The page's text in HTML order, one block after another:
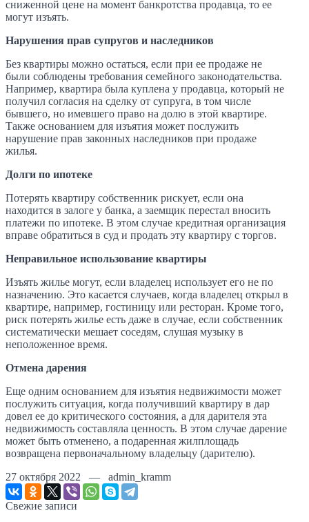
сниженной цене на момент банкротства продавца, то ее
могут изъять.
Нарушения прав супругов и наследников
Без квартиры можно остаться, если при ее продаже не
были соблюдены требования семейного законодательства.
Например, квартира была куплена у продавца, который не
получил согласия на сделку от супруга, в том числе
бывшего, но имевшего право на долю в этой квартире.
Также основанием для изъятия может послужить
нарушение прав законных наследников при продаже
жилья.
Долги по ипотеке
Потерять квартиру собственник рискует, если она
находится в залоге у банка, а заемщик перестал вносить
платежи по ипотеке. В этом случае кредитная организация
вправе обратиться в суд и продать эту квартиру с торгов.
Неправильное использование квартиры
Изъять жилье могут, если владелец использует его не по
назначению. Это касается случаев, когда владелец открыл в
квартире, например, гостиницу или ресторан. Кроме того,
риск потерять жилье есть даже в случае, если собственник
систематически мешает соседям, слушая музыку в
неположенное время.
Отмена дарения
Еще одним основанием для изъятия недвижимости может
послужить ситуация, когда получивший квартиру в дар
довел ее до критического состояния, а для дарителя эта
недвижимость составляла ценность. В этом случае дарение
может быть отменено, а подаренная жилплощадь
возвращена первоначальному владельцу (дарителю).
27 октября 2022 — admin_kramm
Свежие записи